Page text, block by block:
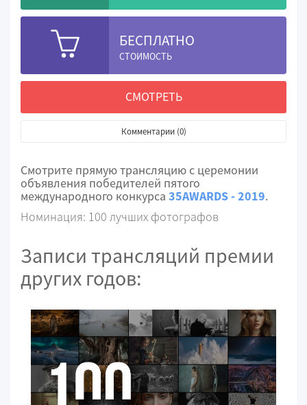
БЕСПЛАТНО
СТОИМОСТЬ
СМОТРЕТЬ
Комментарии (0)
Смотрите прямую трансляцию с церемонии
объявления победителей пятого
международного конкурса 35AWARDS - 2019.
Номинация: 100 лучших фотографов
Записи трансляций премии
других годов: